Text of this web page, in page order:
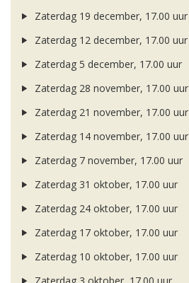
Zaterdag 19 december, 17.00 uur
Zaterdag 12 december, 17.00 uur
Zaterdag 5 december, 17.00 uur
Zaterdag 28 november, 17.00 uur
Zaterdag 21 november, 17.00 uur
Zaterdag 14 november, 17.00 uur
Zaterdag 7 november, 17.00 uur
Zaterdag 31 oktober, 17.00 uur
Zaterdag 24 oktober, 17.00 uur
Zaterdag 17 oktober, 17.00 uur
Zaterdag 10 oktober, 17.00 uur